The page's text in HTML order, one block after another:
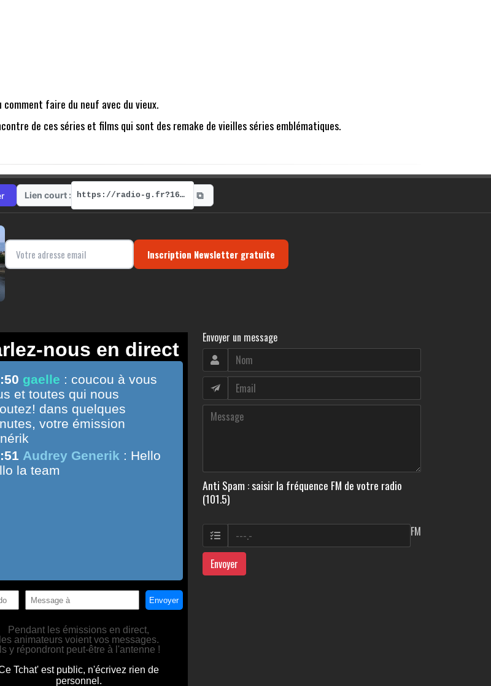
comment faire du neuf avec du vieux.
de ces séries et films qui sont des remake de vieilles séries emblématiques.
Lien court : https://radio-g.fr?16115 ⧉
Inscription Newsletter gratuite
Envoyer un message
Anti Spam : saisir la fréquence FM de votre radio
(101.5)
FM
Envoyer